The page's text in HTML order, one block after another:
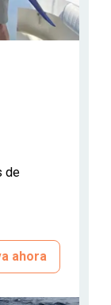
de
ahora